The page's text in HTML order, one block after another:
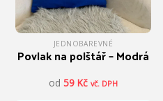
JEDNOBAREVNÉ
Povlak na polštář – Modrá
od 59 Kč vč. DPH